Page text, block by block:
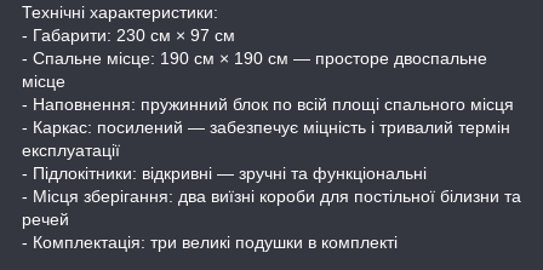
Технічні характеристики:
- Габарити: 230 см × 97 см
- Спальне місце: 190 см × 190 см — просторе двоспальне
місце
- Наповнення: пружинний блок по всій площі спального місця
- Каркас: посилений — забезпечує міцність і тривалий термін
експлуатації
- Підлокітники: відкривні — зручні та функціональні
- Місця зберігання: два виїзні короби для постільної білизни та
речей
- Комплектація: три великі подушки в комплекті